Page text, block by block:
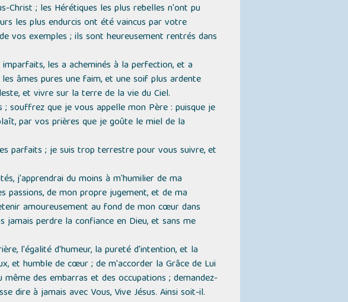
; les Hérétiques les plus rebelles n'ont pu
les plus endurcis ont été vaincus par votre
vos exemples ; ils sont heureusement rentrés dans
les a acheminés à la perfection, et a
âmes pures une faim, et une soif plus ardente
et vivre sur la terre de la vie du Ciel.
souffrez que je vous appelle mon Père : puisque je
par vos prières que je goûte le miel de la
parfaits ; je suis trop terrestre pour vous suivre, et
j'apprendrai du moins à m'humilier de ma
de mon propre jugement, et de ma
amoureusement au fond de mon cœur dans
perdre la confiance en Dieu, et sans me
l'égalité d'humeur, la pureté d'intention, et la
et humble de cœur ; de m'accorder la Grâce de Lui
des embarras et des occupations ; demandez-
dire à jamais avec Vous, Vive Jésus. Ainsi soit-il.